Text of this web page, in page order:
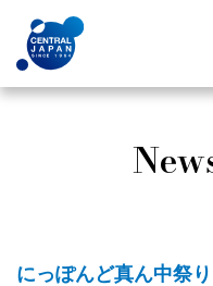
にっぽんど真ん中祭り